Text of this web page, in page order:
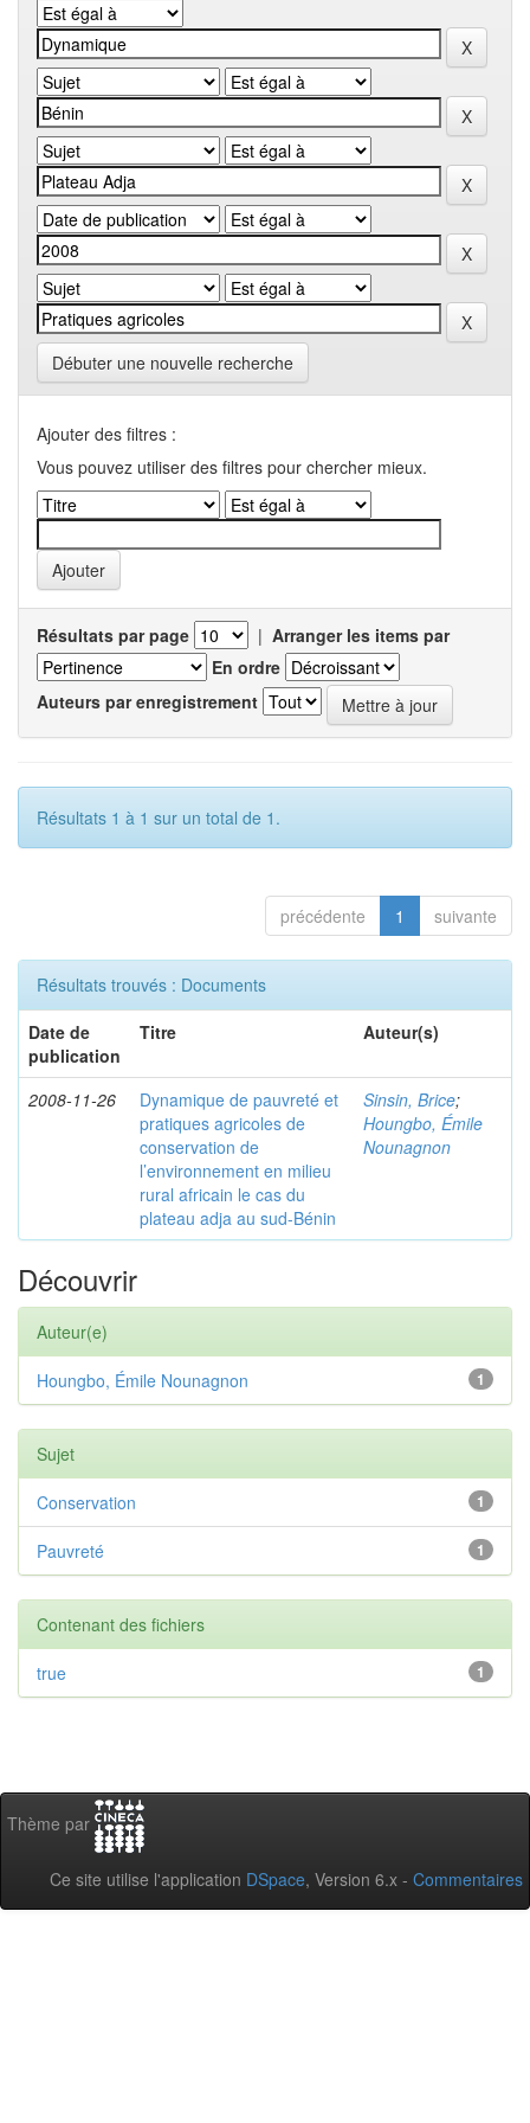
Débuter une nouvelle recherche
Ajouter des filtres :
Vous pouvez utiliser des filtres pour chercher mieux.
Résultats par page | Arranger les items par
En ordre
Auteurs par enregistrement
Résultats 1 à 1 sur un total de 1.
précédente 1 suivante
Résultats trouvés : Documents
Date de
publication
Titre Auteur(s)
2008-11-26
Dynamique de pauvreté et
pratiques agricoles de
conservation de
l’environnement en milieu
rural africain le cas du
plateau adja au sud-Bénin
Sinsin, Brice;
Houngbo, Émile
Nounagnon
Découvrir
Auteur(e)
1
Houngbo, Émile Nounagnon
Sujet
1
Conservation
1
Pauvreté
Contenant des fichiers
1
true
Thème par
Ce site utilise l'application DSpace, Version 6.x - Commentaires